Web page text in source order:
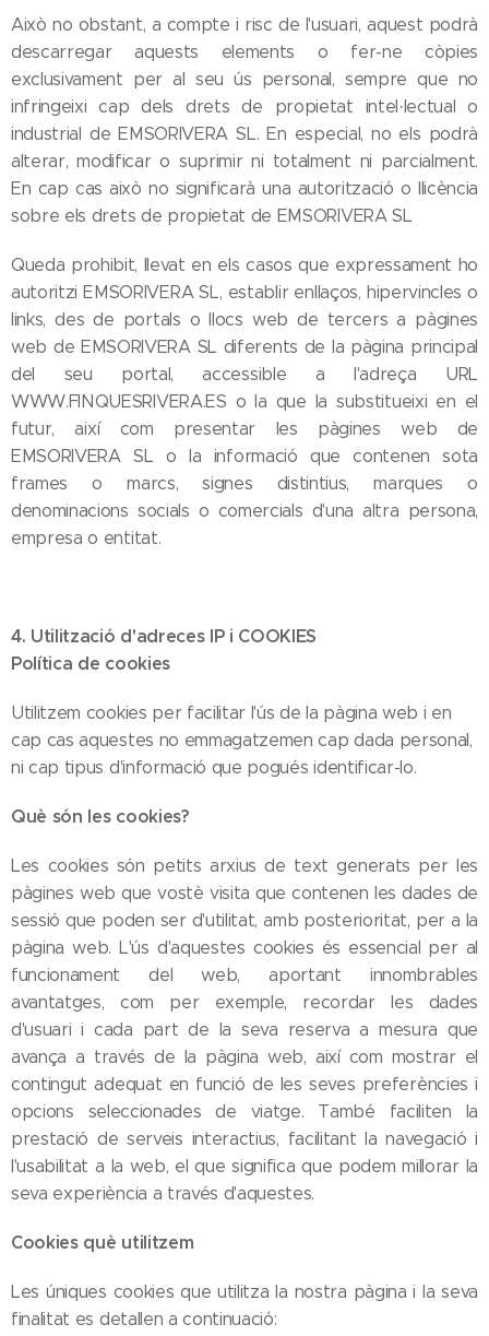
Això no obstant, a compte i risc de l'usuari, aquest podrà
descarregar aquests elements o fer-ne còpies
exclusivament per al seu ús personal, sempre que no
infringeixi cap dels drets de propietat intel·lectual o
industrial de EMSORIVERA SL. En especial, no els podrà
alterar, modificar o suprimir ni totalment ni parcialment.
En cap cas això no significarà una autorització o llicència
sobre els drets de propietat de EMSORIVERA SL
Queda prohibit, llevat en els casos que expressament ho
autoritzi EMSORIVERA SL, establir enllaços, hipervincles o
links, des de portals o llocs web de tercers a pàgines
web de EMSORIVERA SL diferents de la pàgina principal
del seu portal, accessible a l'adreça URL
WWW.FINQUESRIVERA.ES o la que la substitueixi en el
futur, així com presentar les pàgines web de
EMSORIVERA SL o la informació que contenen sota
frames o marcs, signes distintius, marques o
denominacions socials o comercials d'una altra persona,
empresa o entitat.
4. Utilització d'adreces IP i COOKIES
Política de cookies
Utilitzem cookies per facilitar l'ús de la pàgina web i en
cap cas aquestes no emmagatzemen cap dada personal,
ni cap tipus d'informació que pogués identificar-lo.
Què són les cookies?
Les cookies són petits arxius de text generats per les
pàgines web que vostè visita que contenen les dades de
sessió que poden ser d'utilitat, amb posterioritat, per a la
pàgina web. L'ús d'aquestes cookies és essencial per al
funcionament del web, aportant innombrables
avantatges, com per exemple, recordar les dades
d'usuari i cada part de la seva reserva a mesura que
avança a través de la pàgina web, així com mostrar el
contingut adequat en funció de les seves preferències i
opcions seleccionades de viatge. També faciliten la
prestació de serveis interactius, facilitant la navegació i
l'usabilitat a la web, el que significa que podem millorar la
seva experiència a través d'aquestes.
Cookies què utilitzem
Les úniques cookies que utilitza la nostra pàgina i la seva
finalitat es detallen a continuació: